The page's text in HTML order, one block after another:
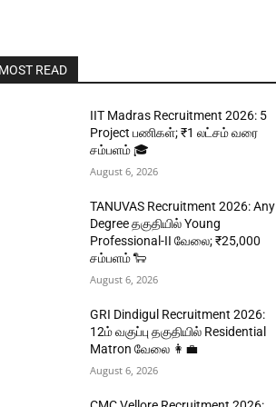
MOST READ
IIT Madras Recruitment 2026: 5
Project பணிகள்; ₹1 லட்சம் வரை
சம்பளம் 🎓
August 6, 2026
TANUVAS Recruitment 2026: Any
Degree தகுதியில் Young
Professional-II வேலை; ₹25,000
சம்பளம் 🐑
August 6, 2026
GRI Dindigul Recruitment 2026:
12ம் வகுப்பு தகுதியில் Residential
Matron வேலை 👩‍💼
August 6, 2026